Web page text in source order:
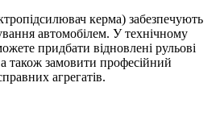
керма) забезпечують
автомобілем. У технічному
придбати відновлені рульові
також замовити професійний
агрегатів.